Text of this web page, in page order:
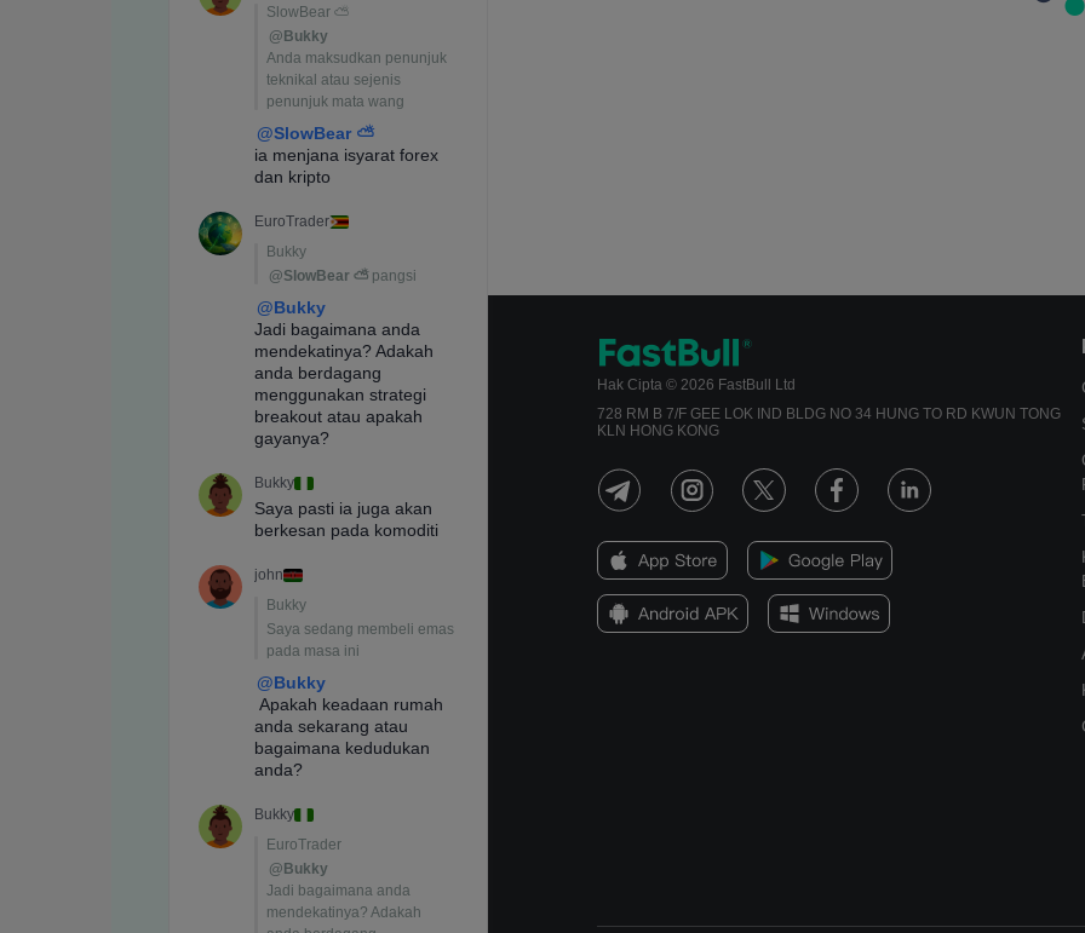
Hak Cipta © 2026 FastBull Ltd
728 RM B 7/F GEE LOK IND BLDG NO 34 HUNG TO RD KWUN TONG
KLN HONG KONG